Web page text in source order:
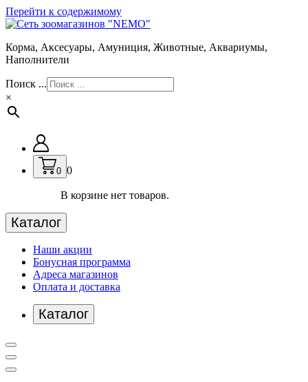
Перейти к содержимому
Корма, Аксесуары, Амуниция, Животные, Аквариумы,
Наполнители
Поиск ...
×
0 0
В корзине нет товаров.
Каталог
Наши акции
Бонусная программа
Адреса магазинов
Оплата и доставка
Каталог